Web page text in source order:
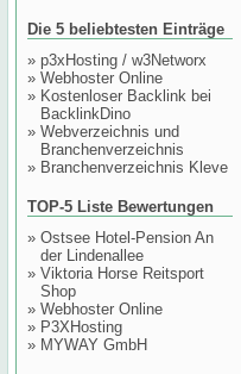
Die 5 beliebtesten Einträge
» p3xHosting / w3Networx
» Webhoster Online
» Kostenloser Backlink bei
BacklinkDino
» Webverzeichnis und
Branchenverzeichnis
» Branchenverzeichnis Kleve
TOP-5 Liste Bewertungen
» Ostsee Hotel-Pension An
der Lindenallee
» Viktoria Horse Reitsport
Shop
» Webhoster Online
» P3XHosting
» MYWAY GmbH